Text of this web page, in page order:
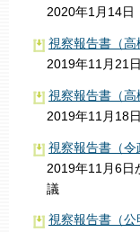
2020年1月14日
視察報告書（高
2019年11月21
視察報告書（高
2019年11月18
視察報告書（令
2019年11月6日
議
視察報告書（公